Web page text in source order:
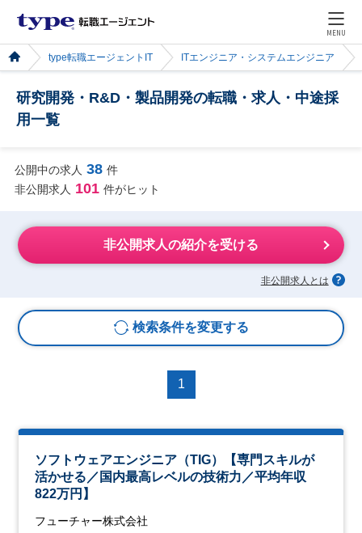
MENU
type転職エージェントIT ITエンジニア・システムエンジニア
研究開発・R&D・製品開発の転職・求人・中途採
用一覧
公開中の求人 38 件
非公開求人 101 件がヒット
非公開求人の紹介を受ける
非公開求人とは
検索条件を変更する
1
ソフトウェアエンジニア（TIG）【専門スキルが
活かせる／国内最高レベルの技術力／平均年収
822万円】
フューチャー株式会社